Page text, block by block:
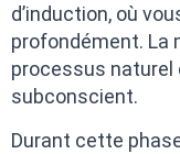
d’induction, où
profondément. La
processus naturel
subconscient.
Durant cette